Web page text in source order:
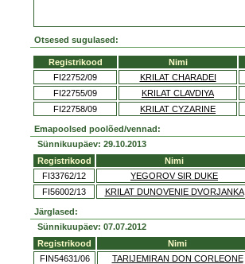
Otsesed sugulased:
Registrikood Nimi
FI22752/09
KRILAT CHARADEI
FI22755/09
KRILAT CLAVDIYA
FI22758/09
KRILAT CYZARINE
Emapoolsed poolõed/vennad:
Sünnikuupäev: 29.10.2013
Registrikood
Nimi
FI33762/12
YEGOROV SIR DUKE
FI56002/13
KRILAT DUNOVENIE DVORJANKA
Järglased:
Sünnikuupäev: 07.07.2012
Registrikood
Nimi
FIN54631/06
TARIJEMIRAN DON CORLEONE